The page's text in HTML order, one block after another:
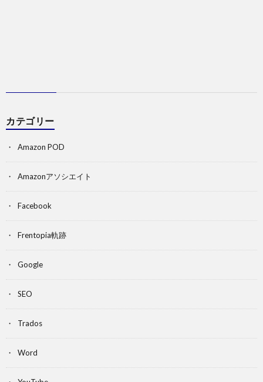
カテゴリー
Amazon POD
Amazonアソシエイト
Facebook
Frentopia軌跡
Google
SEO
Trados
Word